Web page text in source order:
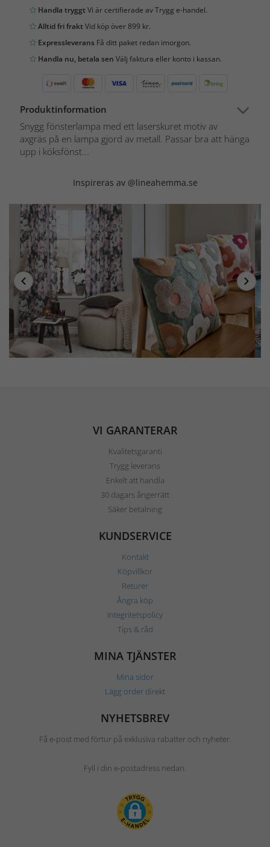
Handla tryggtVi är certifierade av Trygg e-handel.
Alltid fri fraktVid köp över 899 kr.
Expressleverans Få ditt paket redan imorgon.
Handla nu, betala sen Välj faktura eller konto i kassan.
Produktinformation
Snygg fönsterlampa med ett laserskuret motiv av
axgräs på en lampa gjord av metall. Passar bra att hänga
upp i köksfönst...
Inspireras av @lineahemma.se
VI GARANTERAR
Kvalitetsgaranti
Trygg leverans
Enkelt att handla
30 dagars ångerrätt
Säker betalning
KUNDSERVICE
Kontakt
Köpvillkor
Returer
Ångra köp
Integritetspolicy
Tips & råd
MINA TJÄNSTER
Mina sidor
Lägg order direkt
NYHETSBREV
Få e-post med förtur på exklusiva rabatter och nyheter.
Fyll i din e-postadress nedan.